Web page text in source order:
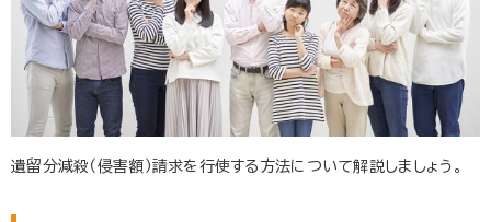
遺留分減殺（侵害額）請求を行使する方法について解説しましょう。